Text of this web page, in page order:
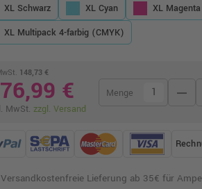
XL Schwarz XL Cyan XL Magenta
XL Multipack 4-farbig (CMYK)
148,73 €
€
MwSt. zzgl. Versand
Menge remove
Versandkostenfreie Lieferung ab 35€ für